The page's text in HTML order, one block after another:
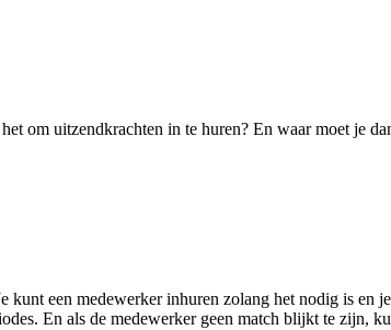
om uitzendkrachten in te huren? En waar moet je
een medewerker inhuren zolang het nodig is en
En als de medewerker geen match blijkt te zijn,